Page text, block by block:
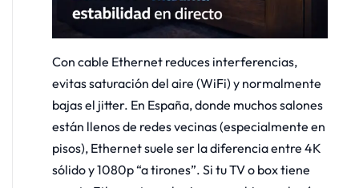
Con cable Ethernet reduces interferencias,
evitas saturación del aire (WiFi) y normalmente
bajas el jitter. En España, donde muchos salones
están llenos de redes vecinas (especialmente en
pisos), Ethernet suele ser la diferencia entre 4K
sólido y 1080p “a tirones”. Si tu TV o box tiene